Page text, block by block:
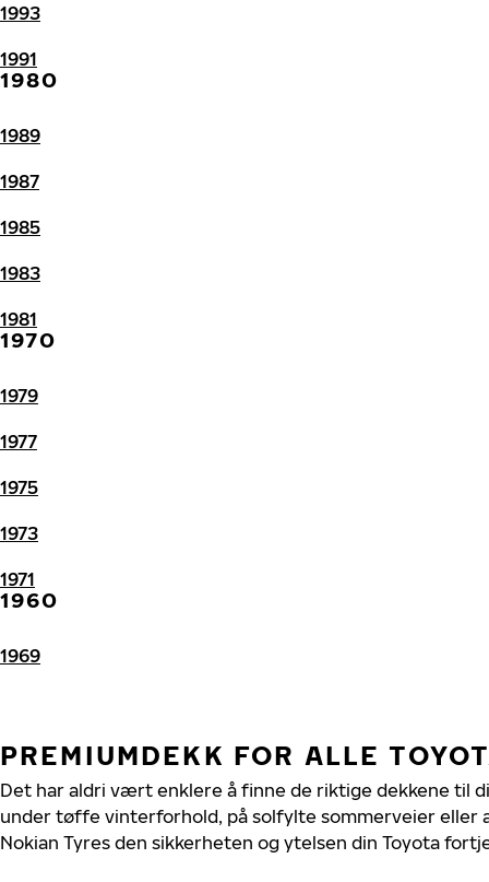
1993
1991
1980
1989
1987
1985
1983
1981
1970
1979
1977
1975
1973
1971
1960
1969
PREMIUMDEKK FOR ALLE
Det har aldri vært enklere å finne de riktige dekkene til
under tøffe vinterforhold, på solfylte sommerveier eller
Nokian Tyres den sikkerheten og ytelsen din Toyota